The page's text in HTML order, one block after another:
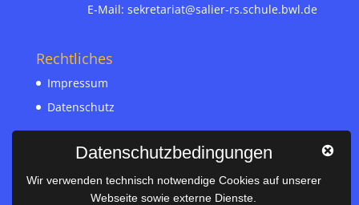
E-Mail: sekretariat@salier-rs.schule.bwl.de
Rechtliches
Impressum
Datenschutz
Nützliches
Vertretungsplan
Datenschutzbedingungen
Wir verwenden technisch notwendige Cookies auf unserer
Webseite sowie externe Dienste.